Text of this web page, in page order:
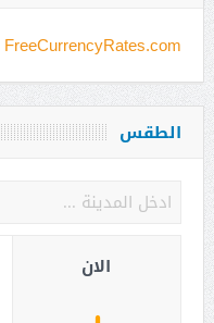
FreeCurrencyRates.com
الطقس
الان